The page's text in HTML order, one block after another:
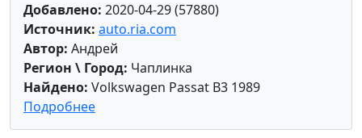
Добавлено: 2020-04-29 (57880)
Источник: auto.ria.com
Автор: Андрей
Регион \ Город: Чаплинка
Найдено: Volkswagen Passat B3 1989
Подробнее